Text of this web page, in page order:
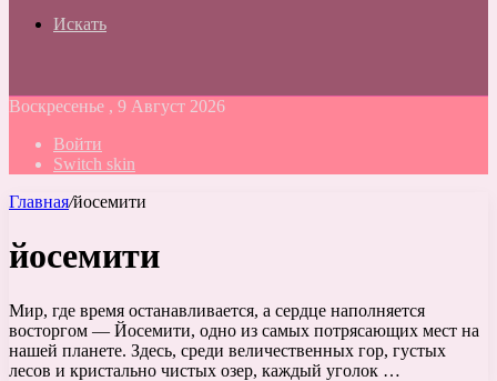
Искать
Воскресенье , 9 Август 2026
Войти
Switch skin
Главная/йосемити
йосемити
Мир, где время останавливается, а сердце наполняется
восторгом — Йосемити, одно из самых потрясающих мест на
нашей планете. Здесь, среди величественных гор, густых
лесов и кристально чистых озер, каждый уголок …